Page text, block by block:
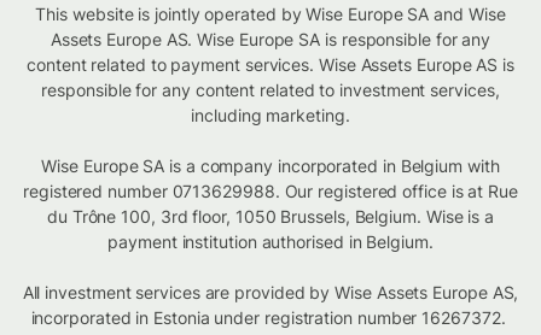
This website is jointly operated by Wise Europe SA and Wise
Assets Europe AS. Wise Europe SA is responsible for any
content related to payment services. Wise Assets Europe AS is
responsible for any content related to investment services,
including marketing.
Wise Europe SA is a company incorporated in Belgium with
registered number 0713629988. Our registered office is at Rue
du Trône 100, 3rd floor, 1050 Brussels, Belgium. Wise is a
payment institution authorised in Belgium.
All investment services are provided by Wise Assets Europe AS,
incorporated in Estonia under registration number 16267372.